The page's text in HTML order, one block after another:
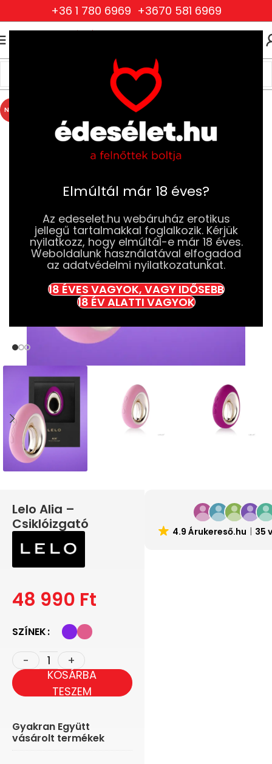
Elmúltál már 18 éves?
Az edeselet.hu webáruház erotikus
jellegű tartalmakkal foglalkozik. Kérjük
nyilatkozz, hogy elmúltál-e már 18 éves.
Weboldalunk használatával elfogadod
az adatvédelmi nyilatkozatunkat.
18 ÉVES VAGYOK, VAGY IDŐSEBB
18 ÉV ALATTI VAGYOK
+36 1 780 6969 +3670 581 6969
Szexjátékok Vibrátorok
Luxus Vibrátorok
NÉPSZERŰ
Lelo Alia –
Csiklóizgató
48 990 Ft
SZÍNEK
KOSÁRBA
TESZEM
Gyakran Együtt
vásárolt termékek
4.9 Árukereső.hu 35